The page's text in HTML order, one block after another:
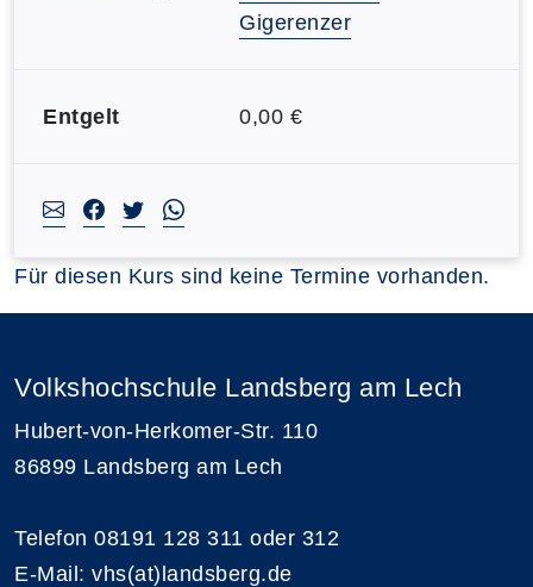
Gigerenzer
Entgelt 0,00 €
Für diesen Kurs sind keine Termine vorhanden.
Volkshochschule Landsberg am Lech
Hubert-von-Herkomer-Str. 110
86899 Landsberg am Lech
Telefon 08191 128 311 oder 312
E-Mail: vhs(at)landsberg.de